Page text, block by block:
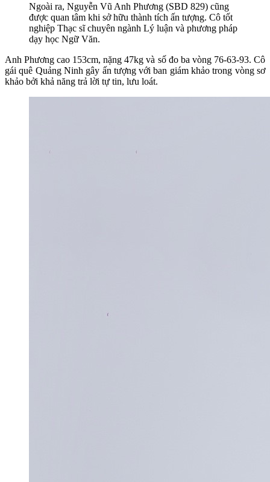
Ngoài ra, Nguyễn Vũ Anh Phương (SBD 829) cũng
được quan tâm khi sở hữu thành tích ấn tượng. Cô tốt
nghiệp Thạc sĩ chuyên ngành Lý luận và phương pháp
dạy học Ngữ Văn.
Anh Phương cao 153cm, nặng 47kg và số đo ba vòng 76-63-93. Cô
gái quê Quảng Ninh gây ấn tượng với ban giám khảo trong vòng sơ
khảo bởi khả năng trả lời tự tin, lưu loát.